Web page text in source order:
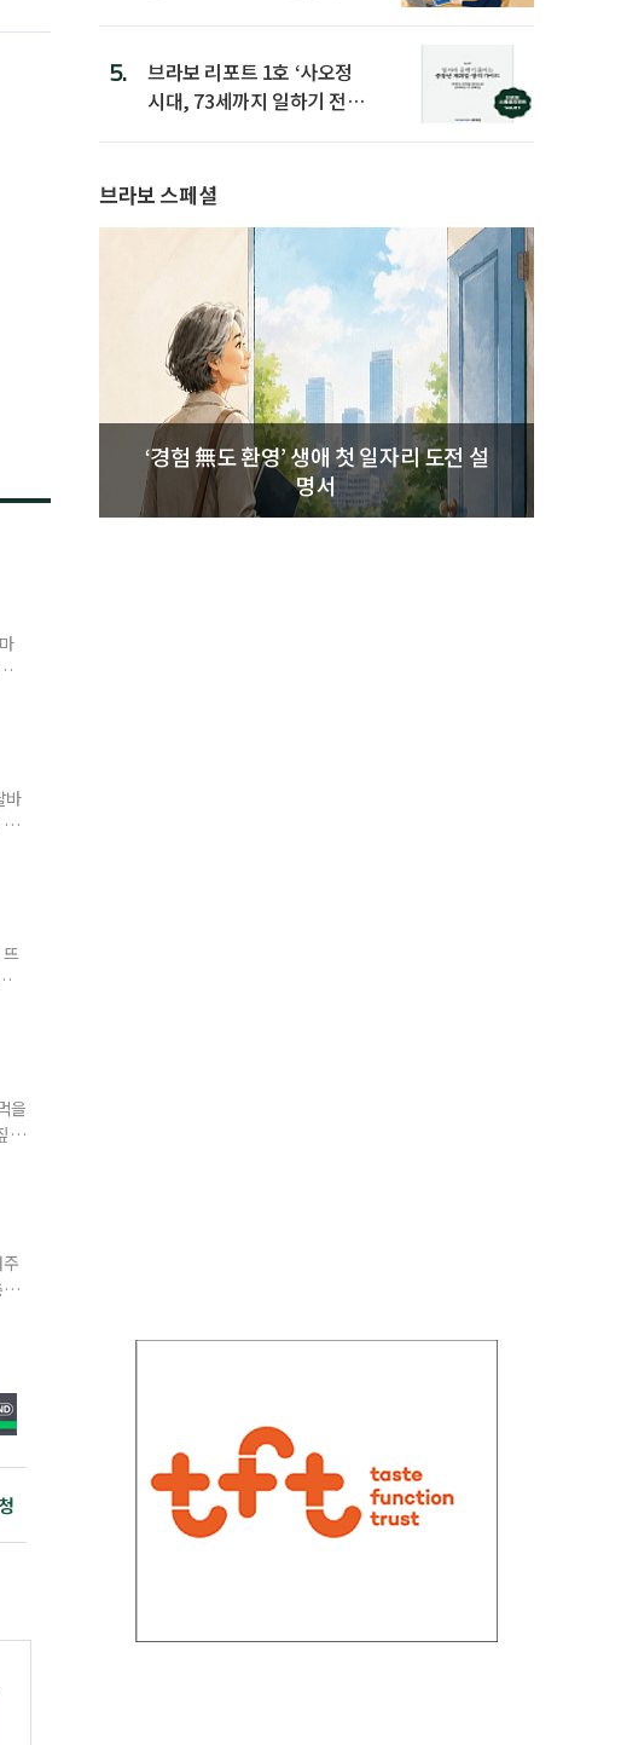
바
을
는
5.
브라보 리포트 1호 ‘사오정
시대, 73세까지 일하기 전략’
브라보 스페셜
‘경험 無도 환영’ 생애 첫 일자리 도전 설
명서